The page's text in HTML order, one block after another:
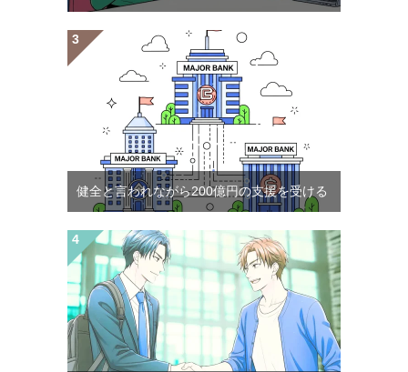
健全と言われながら200億円の支援を受ける